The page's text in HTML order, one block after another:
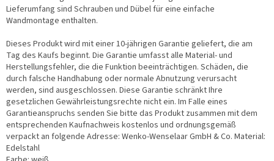
Lieferumfang sind Schrauben und Dübel für eine einfache
Wandmontage enthalten.
Dieses Produkt wird mit einer 10-jährigen Garantie geliefert, die am
Tag des Kaufs beginnt. Die Garantie umfasst alle Material- und
Herstellungsfehler, die die Funktion beeinträchtigen. Schäden, die
durch falsche Handhabung oder normale Abnutzung verursacht
werden, sind ausgeschlossen. Diese Garantie schränkt Ihre
gesetzlichen Gewährleistungsrechte nicht ein. Im Falle eines
Garantieanspruchs senden Sie bitte das Produkt zusammen mit dem
entsprechenden Kaufnachweis kostenlos und ordnungsgemäß
verpackt an folgende Adresse: Wenko-Wenselaar GmbH & Co. Material:
Edelstahl